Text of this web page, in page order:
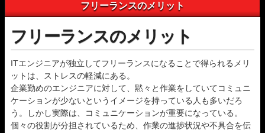
フリーランスのメリット
フリーランスのメリット
ITエンジニアが独立してフリーランスになることで得られるメリ
ットは、ストレスの軽減にある。
企業勤めのエンジニアに対して、黙々と作業をしていてコミュニ
ケーションが少ないというイメージを持っている人も多いだろ
う。しかし実際は、コミュニケーションが重要になっている。
個々の役割が分担されているため、作業の進捗状況や不具合を伝